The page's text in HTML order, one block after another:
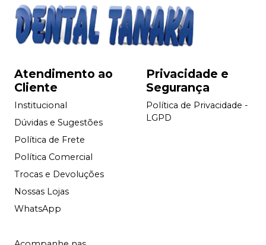
Atendimento ao
Cliente
Institucional
Dúvidas e Sugestões
Política de Frete
Política Comercial
Trocas e Devoluções
Nossas Lojas
WhatsApp
Privacidade e
Segurança
Política de Privacidade -
LGPD